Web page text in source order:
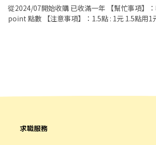
從2024/07開始收購 已收滿一年 【幫忙事項】：收購7-11 open
point 點數 【注意事項】：1.5點 : 1元 1.5點用1元收購 （15點:10元
求職服務